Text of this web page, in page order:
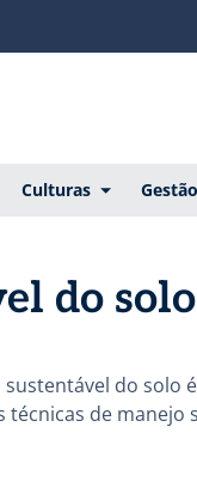
Culturas Gestão
do
sustentável do
de manejo